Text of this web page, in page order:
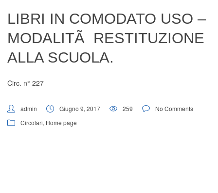
LIBRI IN COMODATO USO –
MODALITÃ RESTITUZIONE
ALLA SCUOLA.
Circ. n° 227
admin Giugno 9, 2017 259
No Comments
Circolari, Home page